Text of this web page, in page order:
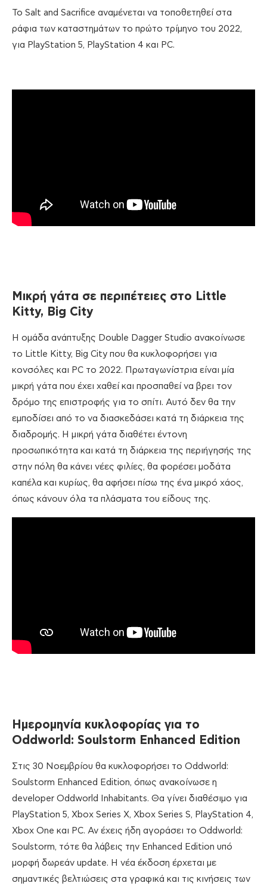
Το Salt and Sacrifice αναμένεται να τοποθετηθεί στα
ράφια των καταστημάτων το πρώτο τρίμηνο του 2022,
για PlayStation 5, PlayStation 4 και PC.
Μικρή γάτα σε περιπέτειες στο Little
Kitty, Big City
H ομάδα ανάπτυξης Double Dagger Studio ανακοίνωσε
το Little Kitty, Big City που θα κυκλοφορήσει για
κονσόλες και PC το 2022. Πρωταγωνίστρια είναι μία
μικρή γάτα που έχει χαθεί και προσπαθεί να βρει τον
δρόμο της επιστροφής για το σπίτι. Αυτό δεν θα την
εμποδίσει από το να διασκεδάσει κατά τη διάρκεια της
διαδρομής. Η μικρή γάτα διαθέτει έντονη
προσωπικότητα και κατά τη διάρκεια της περιήγησής της
στην πόλη θα κάνει νέες φιλίες, θα φορέσει μοδάτα
καπέλα και κυρίως, θα αφήσει πίσω της ένα μικρό χάος,
όπως κάνουν όλα τα πλάσματα του είδους της.
Ημερομηνία κυκλοφορίας για το
Oddworld: Soulstorm Enhanced Edition
Στις 30 Νοεμβρίου θα κυκλοφορήσει το Oddworld:
Soulstorm Enhanced Edition, όπως ανακοίνωσε η
developer Oddworld Inhabitants. Θα γίνει διαθέσιμο για
PlayStation 5, Xbox Series X, Xbox Series S, PlayStation 4,
Xbox One και PC. Αν έχεις ήδη αγοράσει το Oddworld:
Soulstorm, τότε θα λάβεις την Enhanced Edition υπό
μορφή δωρεάν update. Η νέα έκδοση έρχεται με
σημαντικές βελτιώσεις στα γραφικά και τις κινήσεις των